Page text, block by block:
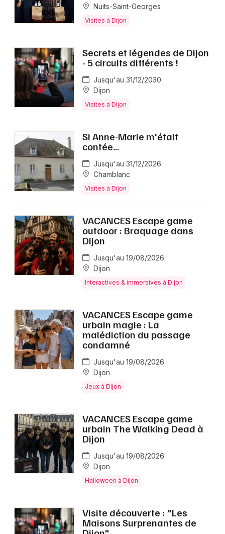
Nuits-Saint-Georges
Visites à Dijon
Secrets et légendes de Dijon
- 5 circuits différents !
Jusqu'au 31/12/2030
Dijon
Visites à Dijon
Si Anne-Marie m'était
contée...
Jusqu'au 31/12/2026
Chamblanc
Visites à Dijon
VACANCES Escape game
outdoor : Braquage dans
Dijon
Jusqu'au 19/08/2026
Dijon
Interactives & immersives à Dijon
VACANCES Escape game
urbain magie : La
malédiction du passage
condamné
Jusqu'au 19/08/2026
Dijon
Jeux à Dijon
VACANCES Escape game
urbain The Walking Dead à
Dijon
Jusqu'au 19/08/2026
Dijon
Halloween à Dijon
Visite découverte : "Les
Maisons Surprenantes de